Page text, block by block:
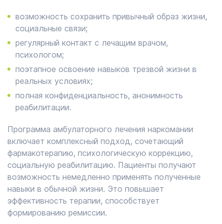
возможность сохранить привычный образ жизни,
социальные связи;
регулярный контакт с лечащим врачом,
психологом;
поэтапное освоение навыков трезвой жизни в
реальных условиях;
полная конфиденциальность, анонимность
реабилитации.
Программа амбулаторного лечения наркомании
включает комплексный подход, сочетающий
фармакотерапию, психологическую коррекцию,
социальную реабилитацию. Пациенты получают
возможность немедленно применять полученные
навыки в обычной жизни. Это повышает
эффективность терапии, способствует
формированию ремиссии.